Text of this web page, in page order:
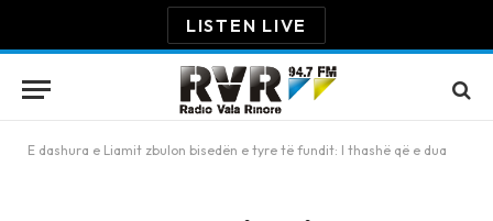
LISTEN LIVE
E dashura e Liamit zbulon bisedën e tyre të fundit: I thashë që e dua